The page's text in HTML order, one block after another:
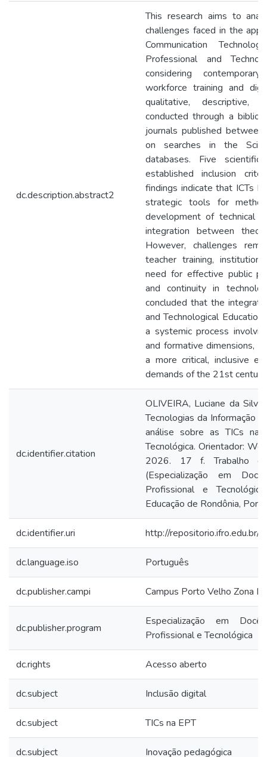
dc.description.abstract2
This research aims to
challenges faced in the
Communication
Professional and
considering
workforce training and
qualitative, descriptive,
conducted through a
journals published
on searches in the
databases. Five
established inclusion
findings indicate that ICTs
strategic tools for
development of technical
integration between
However, challenges
teacher training,
need for effective public
and continuity in
concluded that the
and Technological
a systemic process
and formative dimensions,
a more critical, inclusive
demands of the 21st century.
dc.identifier.citation
OLIVEIRA, Luciane da
Tecnologias da Informação
análise sobre as TICs na
Tecnológica. Orientador:
2026. 17 f. Trabalho
(Especialização em
Profissional e
Educação de Rondônia,
dc.identifier.uri http://
dc.language.iso Português
dc.publisher.campi Campus Porto Velho Zona
dc.publisher.program
Especialização em
Profissional e Tecnológica
dc.rights Acesso aberto
dc.subject Inclusão digital
dc.subject TICs na EPT
dc.subject Inovação pedagógica